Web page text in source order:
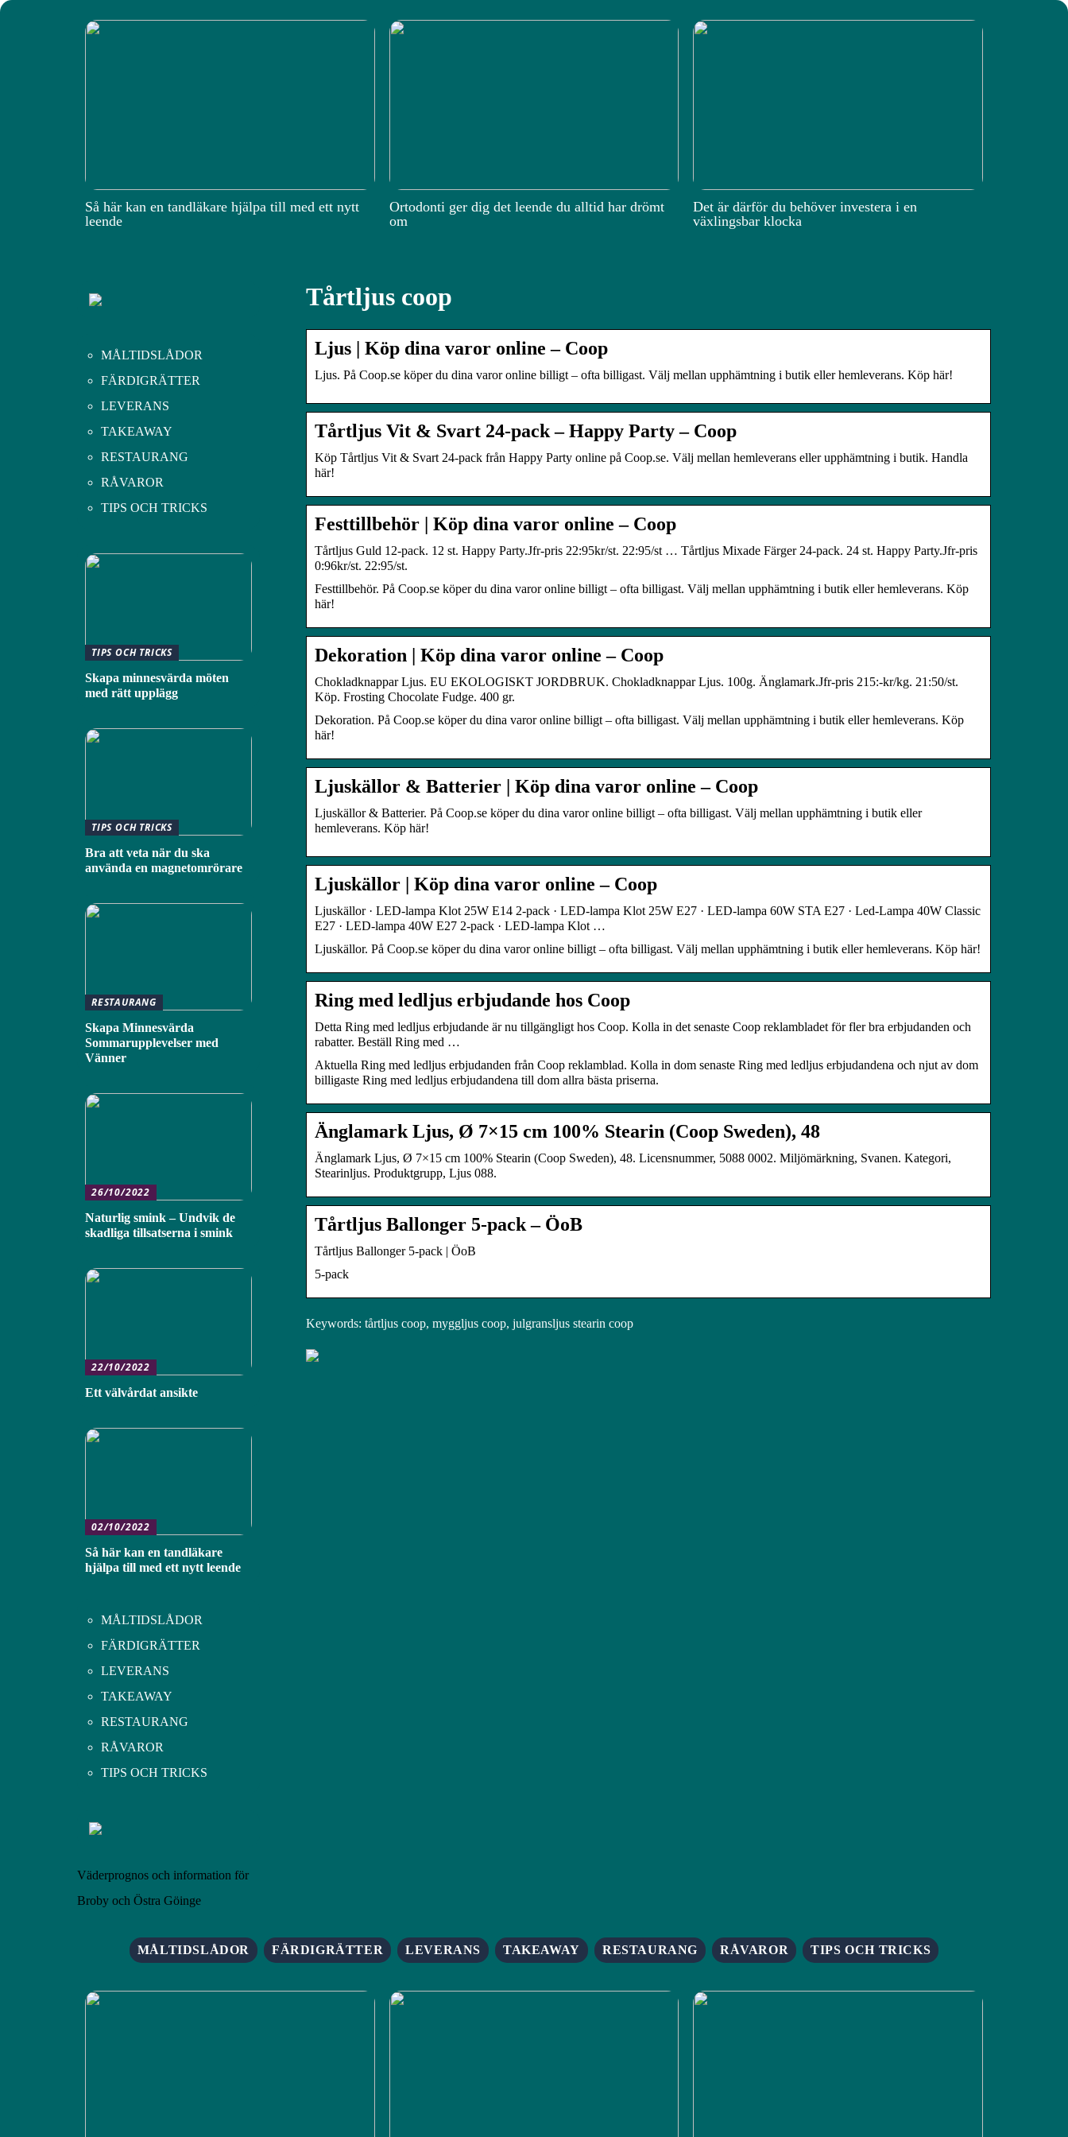
Så här kan en tandläkare hjälpa till med ett nytt
leende
Ortodonti ger dig det leende du alltid har drömt
om
Det är därför du behöver investera i en
växlingsbar klocka
Tårtljus coop
Ljus | Köp dina varor online – Coop
Ljus. På Coop.se köper du dina varor online billigt – ofta billigast. Välj mellan upphämtning i butik eller hemleverans. Köp här!
Tårtljus Vit & Svart 24-pack – Happy Party – Coop
Köp Tårtljus Vit & Svart 24-pack från Happy Party online på Coop.se. Välj mellan hemleverans eller upphämtning i butik. Handla
här!
Festtillbehör | Köp dina varor online – Coop
Tårtljus Guld 12-pack. 12 st. Happy Party.Jfr-pris 22:95kr/st. 22:95/st … Tårtljus Mixade Färger 24-pack. 24 st. Happy Party.Jfr-pris
0:96kr/st. 22:95/st.
Festtillbehör. På Coop.se köper du dina varor online billigt – ofta billigast. Välj mellan upphämtning i butik eller hemleverans. Köp
här!
Dekoration | Köp dina varor online – Coop
Chokladknappar Ljus. EU EKOLOGISKT JORDBRUK. Chokladknappar Ljus. 100g. Änglamark.Jfr-pris 215:-kr/kg. 21:50/st.
Köp. Frosting Chocolate Fudge. 400 gr.
Dekoration. På Coop.se köper du dina varor online billigt – ofta billigast. Välj mellan upphämtning i butik eller hemleverans. Köp
här!
Ljuskällor & Batterier | Köp dina varor online – Coop
Ljuskällor & Batterier. På Coop.se köper du dina varor online billigt – ofta billigast. Välj mellan upphämtning i butik eller
hemleverans. Köp här!
Ljuskällor | Köp dina varor online – Coop
Ljuskällor · LED-lampa Klot 25W E14 2-pack · LED-lampa Klot 25W E27 · LED-lampa 60W STA E27 · Led-Lampa 40W Classic
E27 · LED-lampa 40W E27 2-pack · LED-lampa Klot …
Ljuskällor. På Coop.se köper du dina varor online billigt – ofta billigast. Välj mellan upphämtning i butik eller hemleverans. Köp här!
Ring med ledljus erbjudande hos Coop
Detta Ring med ledljus erbjudande är nu tillgängligt hos Coop. Kolla in det senaste Coop reklambladet för fler bra erbjudanden och
rabatter. Beställ Ring med …
Aktuella Ring med ledljus erbjudanden från Coop reklamblad. Kolla in dom senaste Ring med ledljus erbjudandena och njut av dom
billigaste Ring med ledljus erbjudandena till dom allra bästa priserna.
Änglamark Ljus, Ø 7×15 cm 100% Stearin (Coop Sweden), 48
Änglamark Ljus, Ø 7×15 cm 100% Stearin (Coop Sweden), 48. Licensnummer, 5088 0002. Miljömärkning, Svanen. Kategori,
Stearinljus. Produktgrupp, Ljus 088.
Tårtljus Ballonger 5-pack – ÖoB
Tårtljus Ballonger 5-pack | ÖoB
5-pack
Keywords: tårtljus coop, myggljus coop, julgransljus stearin coop
MÅLTIDSLÅDOR
FÄRDIGRÄTTER
LEVERANS
TAKEAWAY
RESTAURANG
RÅVAROR
TIPS OCH TRICKS
TIPS OCH TRICKS
Skapa minnesvärda möten
med rätt upplägg
TIPS OCH TRICKS
Bra att veta när du ska
använda en magnetomrörare
RESTAURANG
Skapa Minnesvärda
Sommarupplevelser med
Vänner
26/10/2022
Naturlig smink – Undvik de
skadliga tillsatserna i smink
22/10/2022
Ett välvårdat ansikte
02/10/2022
Så här kan en tandläkare
hjälpa till med ett nytt leende
MÅLTIDSLÅDOR
FÄRDIGRÄTTER
LEVERANS
TAKEAWAY
RESTAURANG
RÅVAROR
TIPS OCH TRICKS
Väderprognos och information för
Broby och Östra Göinge
MÅLTIDSLÅDOR FÄRDIGRÄTTER LEVERANS TAKEAWAY RESTAURANG RÅVAROR TIPS OCH TRICKS